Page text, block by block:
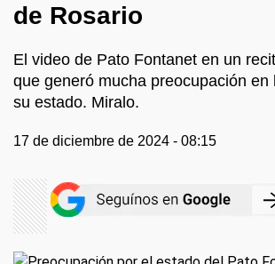
de Rosario
El video de Pato Fontanet en un
que generó mucha preocupación en
su estado. Miralo.
17 de diciembre de 2024 - 08:15